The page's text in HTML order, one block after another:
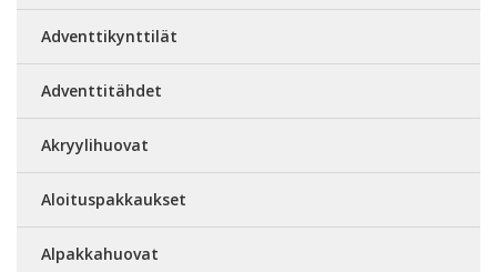
Adventtikynttilät
Adventtitähdet
Akryylihuovat
Aloituspakkaukset
Alpakkahuovat